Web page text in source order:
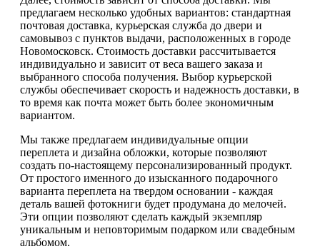
предлагаем несколько удобных вариантов: стандартная
почтовая доставка, курьерская служба до двери и
самовывоз с пунктов выдачи, расположенных в городе
Новомосковск. Стоимость доставки рассчитывается
индивидуально и зависит от веса вашего заказа и
выбранного способа получения. Выбор курьерской
службы обеспечивает скорость и надежность доставки, в
то время как почта может быть более экономичным
вариантом.
Мы также предлагаем индивидуальные опции
переплета и дизайна обложки, которые позволяют
создать по-настоящему персонализированный продукт.
От простого именного до изысканного подарочного
варианта переплета на твердом основании - каждая
деталь вашей фотокниги будет продумана до мелочей.
Эти опции позволяют сделать каждый экземпляр
уникальным и неповторимым подарком или свадебным
альбомом.